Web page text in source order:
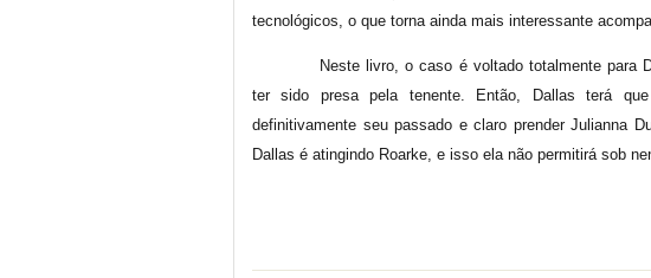
tecnológicos, o que torna ainda mais interessante
Neste livro, o caso é voltado totalmente para
ter sido presa pela tenente. Então, Dallas terá
definitivamente seu passado e claro prender Julianna
Dallas é atingindo Roarke, e isso ela não permitirá sob